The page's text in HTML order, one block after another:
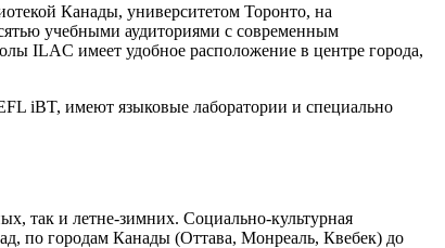
Канады, университетом Торонто, на
учебными аудиториями с современным
ILAC имеет удобное расположение в центре города,
iBT, имеют языковые лаборатории и специально
так и летне-зимних. Социально-культурная
по городам Канады (Оттава, Монреаль, Квебек) до